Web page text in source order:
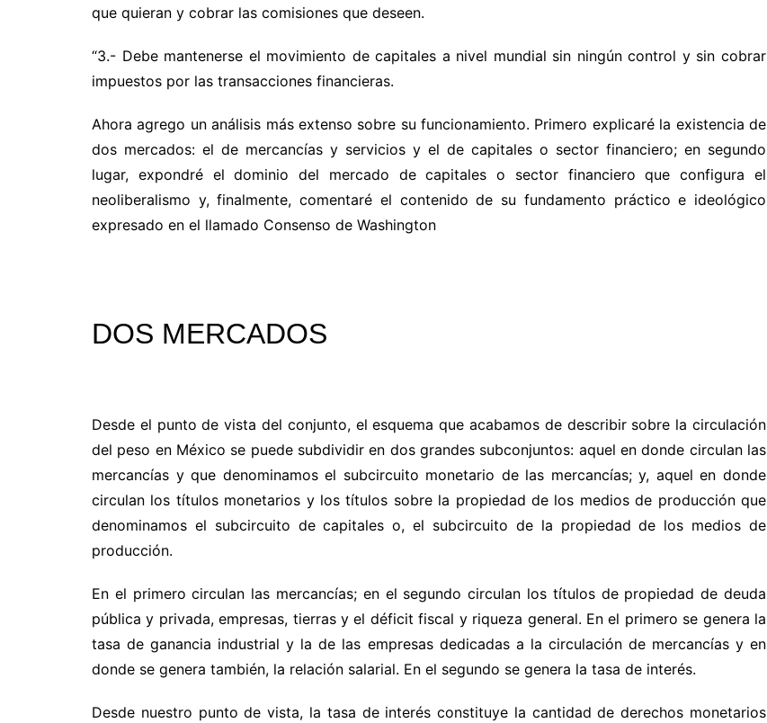
que quieran y cobrar las comisiones que deseen.
“3.- Debe mantenerse el movimiento de capitales a nivel mundial sin ningún control y sin cobrar
impuestos por las transacciones financieras.
Ahora agrego un análisis más extenso sobre su funcionamiento. Primero explicaré la existencia de
dos mercados: el de mercancías y servicios y el de capitales o sector financiero; en segundo
lugar, expondré el dominio del mercado de capitales o sector financiero que configura el
neoliberalismo y, finalmente, comentaré el contenido de su fundamento práctico e ideológico
expresado en el llamado Consenso de Washington
DOS MERCADOS
Desde el punto de vista del conjunto, el esquema que acabamos de describir sobre la circulación
del peso en México se puede subdividir en dos grandes subconjuntos: aquel en donde circulan las
mercancías y que denominamos el subcircuito monetario de las mercancías; y, aquel en donde
circulan los títulos monetarios y los títulos sobre la propiedad de los medios de producción que
denominamos el subcircuito de capitales o, el subcircuito de la propiedad de los medios de
producción.
En el primero circulan las mercancías; en el segundo circulan los títulos de propiedad de deuda
pública y privada, empresas, tierras y el déficit fiscal y riqueza general. En el primero se genera la
tasa de ganancia industrial y la de las empresas dedicadas a la circulación de mercancías y en
donde se genera también, la relación salarial. En el segundo se genera la tasa de interés.
Desde nuestro punto de vista, la tasa de interés constituye la cantidad de derechos monetarios